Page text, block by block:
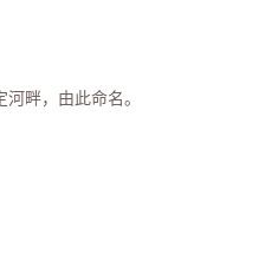
畔，由此命名。